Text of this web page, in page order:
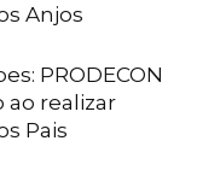
Anjos
PRODECON
realizar
Pais